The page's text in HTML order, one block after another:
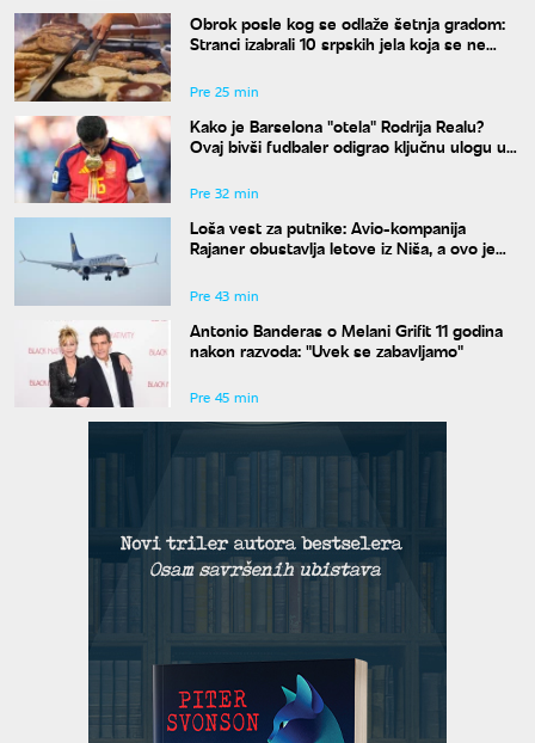
Obrok posle kog se odlaže šetnja gradom:
Stranci izabrali 10 srpskih jela koja se ne
Pre 25 min
Kako je Barselona "otela" Rodrija Realu?
Ovaj bivši fudbaler odigrao ključnu ulogu u
Pre 32 min
Loša vest za putnike: Avio-kompanija
Rajaner obustavlja letove iz Niša, a ovo je
Pre 43 min
Antonio Banderas o Melani Grifit 11 godina
nakon razvoda: "Uvek se zabavljamo"
Pre 45 min